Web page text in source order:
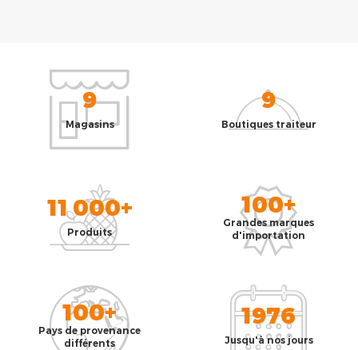
9
Magasins
9
Boutiques traiteur
11 000+
Produits
100+
Grandes marques
d'importation
100+
Pays de provenance
différents
1976
Jusqu'à nos jours